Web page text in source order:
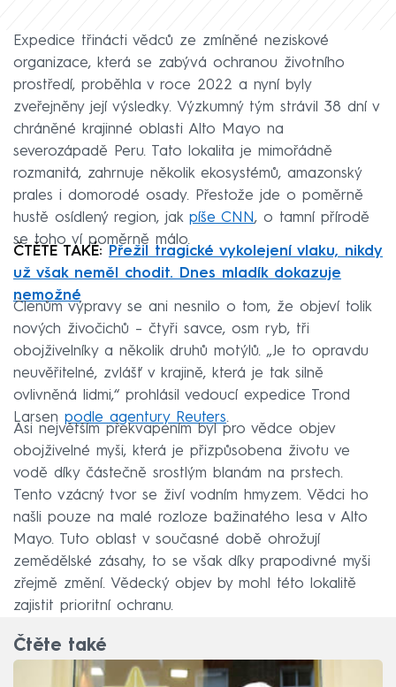
Expedice třinácti vědců ze zmíněné neziskové
organizace, která se zabývá ochranou životního
prostředí, proběhla v roce 2022 a nyní byly
zveřejněny její výsledky. Výzkumný tým strávil 38 dní v
chráněné krajinné oblasti Alto Mayo na
severozápadě Peru. Tato lokalita je mimořádně
rozmanitá, zahrnuje několik ekosystémů, amazonský
prales i domorodé osady. Přestože jde o poměrně
hustě osídlený region, jak píše CNN, o tamní přírodě
se toho ví poměrně málo.
ČTĚTE TAKÉ:
Přežil tragické vykolejení vlaku, nikdy
už však neměl chodit. Dnes mladík dokazuje
nemožné
Členům výpravy se ani nesnilo o tom, že objeví tolik
nových živočichů – čtyři savce, osm ryb, tři
obojživelníky a několik druhů motýlů. „Je to opravdu
neuvěřitelné, zvlášť v krajině, která je tak silně
ovlivněná lidmi,“ prohlásil vedoucí expedice Trond
Larsen podle agentury Reuters.
Asi největším překvapením byl pro vědce objev
obojživelné myši, která je přizpůsobena životu ve
vodě díky částečně srostlým blanám na prstech.
Tento vzácný tvor se živí vodním hmyzem. Vědci ho
našli pouze na malé rozloze bažinatého lesa v Alto
Mayo. Tuto oblast v současné době ohrožují
zemědělské zásahy, to se však díky prapodivné myši
zřejmě změní. Vědecký objev by mohl této lokalitě
zajistit prioritní ochranu.
Čtěte také